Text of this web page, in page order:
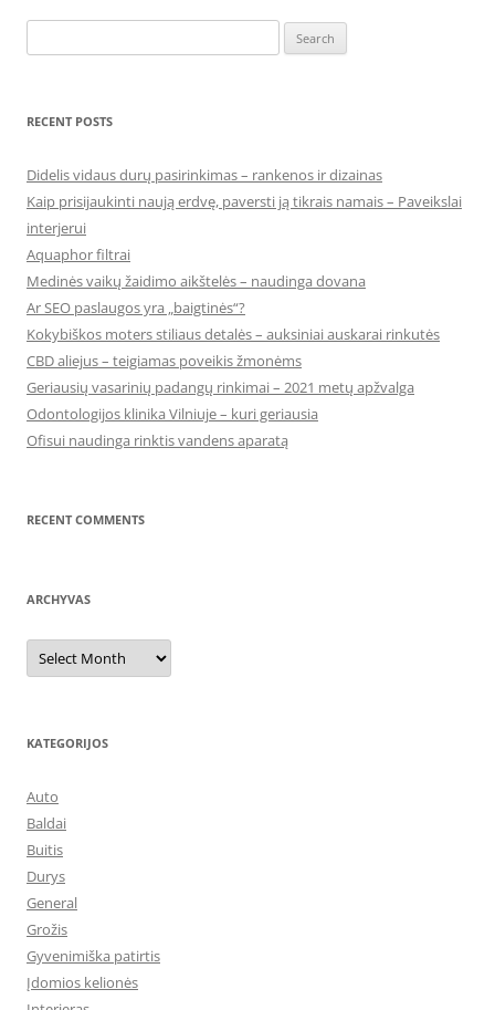
for:
RECENT POSTS
Didelis vidaus durų pasirinkimas – rankenos ir dizainas
Kaip prisijaukinti naują erdvę, paversti ją tikrais namais – Paveikslai
interjerui
Aquaphor filtrai
Medinės vaikų žaidimo aikštelės – naudinga dovana
Ar SEO paslaugos yra „baigtinės“?
Kokybiškos moters stiliaus detalės – auksiniai auskarai rinkutės
CBD aliejus – teigiamas poveikis žmonėms
Geriausių vasarinių padangų rinkimai – 2021 metų apžvalga
Odontologijos klinika Vilniuje – kuri geriausia
Ofisui naudinga rinktis vandens aparatą
RECENT COMMENTS
ARCHYVAS
Archyvas
KATEGORIJOS
Auto
Baldai
Buitis
Durys
General
Grožis
Gyvenimiška patirtis
Įdomios kelionės